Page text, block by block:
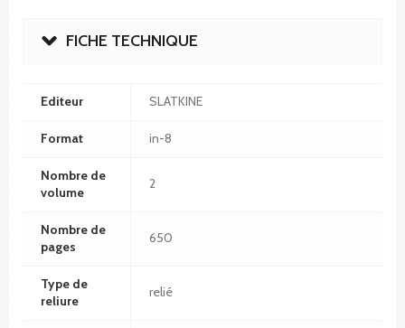
FICHE TECHNIQUE
Editeur SLATKINE
Format in-8
Nombre de
volume
2
Nombre de
pages
650
Type de
reliure
relié